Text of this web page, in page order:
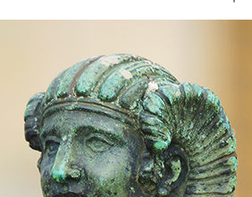
NEX-7
1/80
6.3
200 mm
200